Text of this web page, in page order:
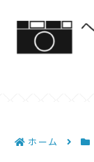
ホーム